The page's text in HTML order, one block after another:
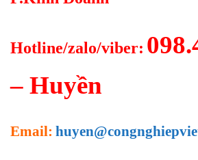
Hotline/zalo/viber:
– Huyền
Email: